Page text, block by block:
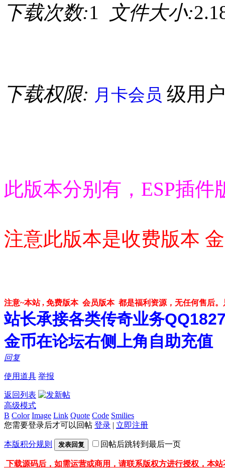
下载次数:1 文件大小:
下载权限: 月卡会员 级用
此版本分别有，ESP插
注意此版本是收费版本
注意~本站 , 免费版本 会员版本 都是福利资源，无任何售后
站长承接各类传奇业务
金币在论坛右侧上角自助充值
回复
使用道具 举报
返回列表
高级模式
B Color Image Link Quote Code Smilies
您需要登录后才可以回帖 登录 | 立即注册
本版积分规则 发表回复 回帖后跳转到最后一页
下载源码后，如需运营或商用，请联系版权方进行授权，本